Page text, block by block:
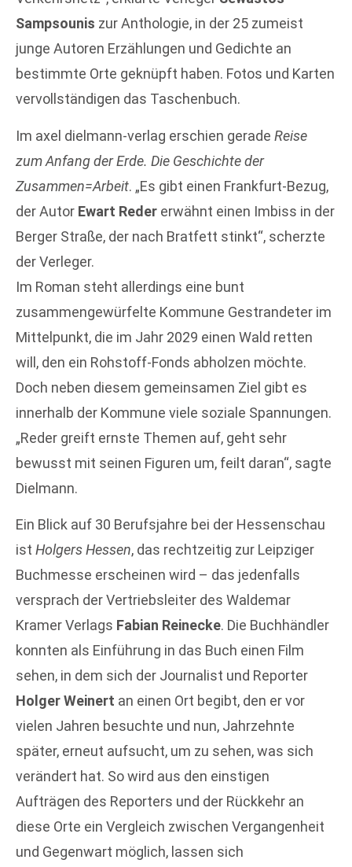
Sampsounis zur Anthologie, in der 25 zumeist
junge Autoren Erzählungen und Gedichte an
bestimmte Orte geknüpft haben. Fotos und Karten
vervollständigen das Taschenbuch.
Im axel dielmann-verlag erschien gerade Reise
zum Anfang der Erde. Die Geschichte der
Zusammen=Arbeit. „Es gibt einen Frankfurt-Bezug,
der Autor Ewart Reder erwähnt einen Imbiss in der
Berger Straße, der nach Bratfett stinkt“, scherzte
der Verleger.
Im Roman steht allerdings eine bunt
zusammengewürfelte Kommune Gestrandeter im
Mittelpunkt, die im Jahr 2029 einen Wald retten
will, den ein Rohstoff-Fonds abholzen möchte.
Doch neben diesem gemeinsamen Ziel gibt es
innerhalb der Kommune viele soziale Spannungen.
„Reder greift ernste Themen auf, geht sehr
bewusst mit seinen Figuren um, feilt daran“, sagte
Dielmann.
Ein Blick auf 30 Berufsjahre bei der Hessenschau
ist Holgers Hessen, das rechtzeitig zur Leipziger
Buchmesse erscheinen wird – das jedenfalls
versprach der Vertriebsleiter des Waldemar
Kramer Verlags Fabian Reinecke. Die Buchhändler
konnten als Einführung in das Buch einen Film
sehen, in dem sich der Journalist und Reporter
Holger Weinert an einen Ort begibt, den er vor
vielen Jahren besuchte und nun, Jahrzehnte
später, erneut aufsucht, um zu sehen, was sich
verändert hat. So wird aus den einstigen
Aufträgen des Reporters und der Rückkehr an
diese Orte ein Vergleich zwischen Vergangenheit
und Gegenwart möglich, lassen sich